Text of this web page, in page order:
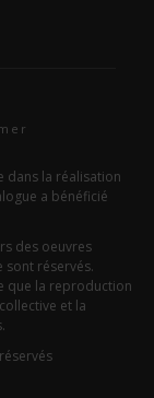
dans la réalisation
a bénéficié
des oeuvres
réservés.
que la reproduction
et la